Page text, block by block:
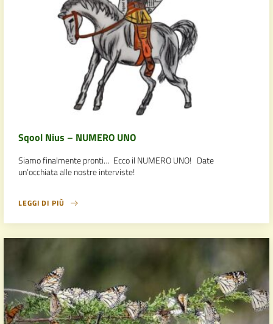
Sqool Nius – NUMERO UNO
Siamo finalmente pronti… Ecco il NUMERO UNO! Date
un’occhiata alle nostre interviste!
LEGGI DI PIÙ